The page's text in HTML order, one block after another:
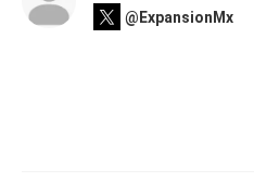
@ExpansionMx